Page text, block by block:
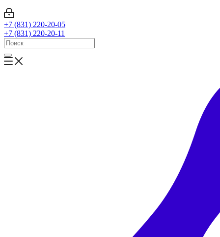
+7 (831) 220-20-05
+7 (831) 220-20-11